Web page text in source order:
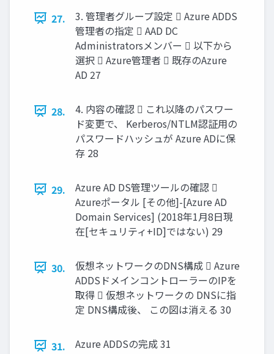
27.
3. 管理者グループ設定  Azure ADDS
管理者の指定  AAD DC
Administratorsメンバー  以下から
選択  Azure管理者  既存のAzure
AD 27
28.
4. 内容の確認  これ以降のパスワー
ド変更で、 Kerberos/NTLM認証用の
パスワードハッシュが Azure ADに保
存 28
29.
Azure AD DS管理ツールの確認 
Azureポータル [その他]-[Azure AD
Domain Services] (2018年1月8日現
在[セキュリティ+ID]ではない) 29
30.
仮想ネットワークのDNS構成  Azure
ADDSドメインコントローラーのIPを
取得  仮想ネットワークの DNSに指
定 DNS構成後、 この図は消える 30
31. Azure ADDSの完成 31